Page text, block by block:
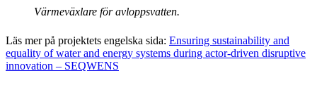
Värmeväxlare för avloppsvatten.
Läs mer på projektets engelska sida: Ensuring sustainability and
equality of water and energy systems during actor-driven disruptive
innovation – SEQWENS